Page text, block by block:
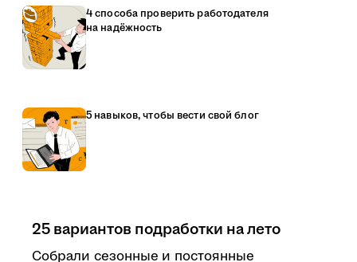
4 способа проверить работодателя
на надёжность
5 навыков, чтобы вести свой блог
25 вариантов подработки на лето
Собрали сезонные и постоянные